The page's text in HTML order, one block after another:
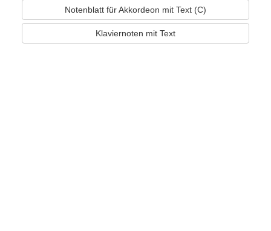
Notenblatt für Akkordeon mit Text (C)
Klaviernoten mit Text